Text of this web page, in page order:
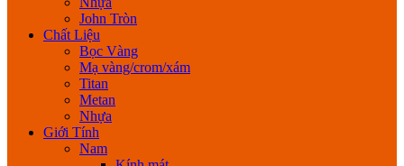
John Tròn
Chất Liệu
Bọc Vàng
Mạ vàng/crom/xám
Titan
Metan
Nhựa
Giới Tính
Nam